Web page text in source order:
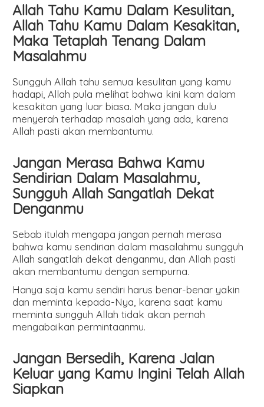
Allah Tahu Kamu Dalam Kesulitan,
Allah Tahu Kamu Dalam Kesakitan,
Maka Tetaplah Tenang Dalam
Masalahmu
Sungguh Allah tahu semua kesulitan yang kamu
hadapi, Allah pula melihat bahwa kini kam dalam
kesakitan yang luar biasa. Maka jangan dulu
menyerah terhadap masalah yang ada, karena
Allah pasti akan membantumu.
Jangan Merasa Bahwa Kamu
Sendirian Dalam Masalahmu,
Sungguh Allah Sangatlah Dekat
Denganmu
Sebab itulah mengapa jangan pernah merasa
bahwa kamu sendirian dalam masalahmu sungguh
Allah sangatlah dekat denganmu, dan Allah pasti
akan membantumu dengan sempurna.
Hanya saja kamu sendiri harus benar-benar yakin
dan meminta kepada-Nya, karena saat kamu
meminta sungguh Allah tidak akan pernah
mengabaikan permintaanmu.
Jangan Bersedih, Karena Jalan
Keluar yang Kamu Ingini Telah Allah
Siapkan